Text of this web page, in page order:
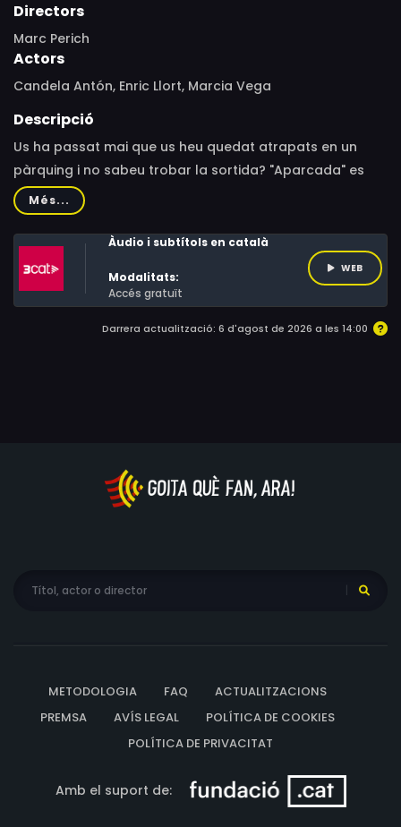
Directors
Marc Perich
Actors
Candela Antón, Enric Llort, Marcia Vega
Descripció
Us ha passat mai que us heu quedat atrapats en un
pàrquing i no sabeu trobar la sortida? "Aparcada" es
desenvolupa en un aparcament que amaga moltes
incògnites. En aquest lloc misteriós és on es quedarà
atrapada la protagonista, i experimentarà una
experiència tètrica.
Més...
Àudio i subtítols en català
Modalitats:
Accés gratuït
WEB
Darrera actualització: 6 d'agost de 2026 a les 14:00
METODOLOGIA FAQ
ACTUALITZACIONS
PREMSA
AVÍS LEGAL
POLÍTICA DE COOKIES
POLÍTICA DE PRIVACITAT
Amb el suport de: